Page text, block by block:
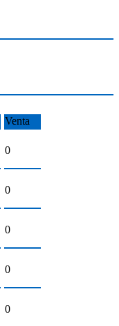
Venta
0
0
0
0
0